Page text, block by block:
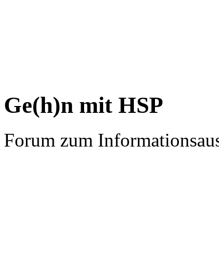
Ge(h)n mit HSP
Forum zum